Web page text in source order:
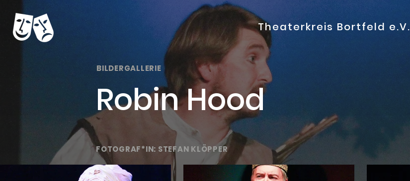
Theaterkreis Bortfeld e.V.
BILDERGALLERIE
FOTOGRAF*IN: STEFAN KLÖPPER
Robin Hood